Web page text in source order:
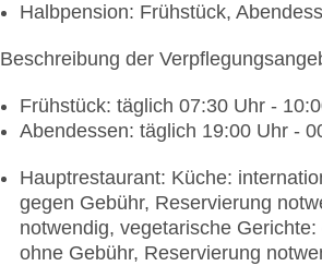
Halbpension: Frühstück,
Beschreibung der
Frühstück: täglich 07:30 Uhr -
Abendessen: täglich 19:00 Uhr -
Hauptrestaurant: Küche:
gegen Gebühr, Reservierung
notwendig, vegetarische
ohne Gebühr, Reservierung